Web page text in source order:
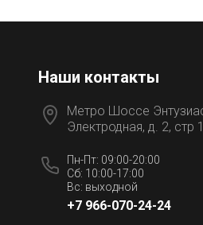
Наши контакты
Метро Шоссе
Электродная, д. 2, стр
Пн-Пт: 09:00-20:00
Сб: 10:00-17:00
Вс: выходной
+7 966-070-24-24